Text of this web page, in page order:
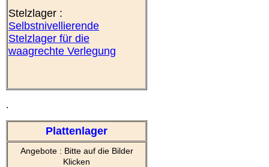
Stelzlager :
Selbstnivellierende
Stelzlager für die
waagrechte Verlegung
.
Plattenlager
Angebote : Bitte auf die Bilder
Klicken